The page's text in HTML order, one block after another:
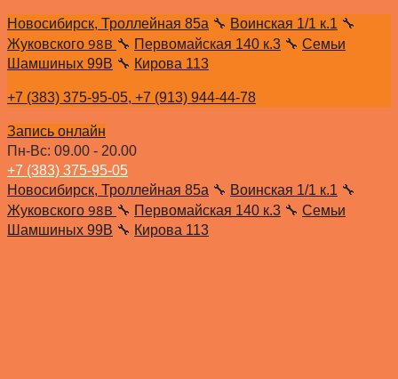
Новосибирск, Троллейная 85а 🔧 Воинская 1/1 к.1 🔧
Жуковского 98В 🔧 Первомайская 140 к.3 🔧 Семьи
Шамшиных 99В 🔧 Кирова 113
+7 (383) 375-95-05, +7 (913) 944-44-78
Запись онлайн
Пн-Вс: 09.00 - 20.00
+7 (383) 375-95-05
Новосибирск, Троллейная 85а 🔧 Воинская 1/1 к.1 🔧
Жуковского 98В 🔧 Первомайская 140 к.3 🔧 Семьи
Шамшиных 99В 🔧 Кирова 113